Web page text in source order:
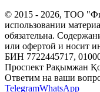
© 2015 - 2026, ТОО
использовании
обязательна.
или офертой и носит
БИН 7722445717,
Проспект Рақымжан
Ответим на ваши
TelegramWhatsApp